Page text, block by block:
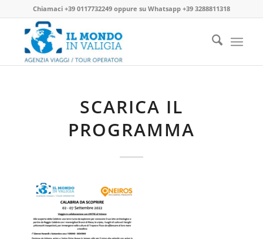
Chiamaci +39 0117732249oppure su Whatsapp +39 3288811318
SCARICA IL
PROGRAMMA